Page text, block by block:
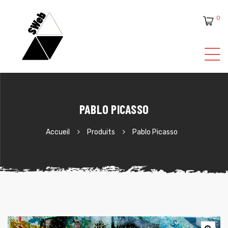
0
PABLO PICASSO
Accueil Produits Pablo Picasso